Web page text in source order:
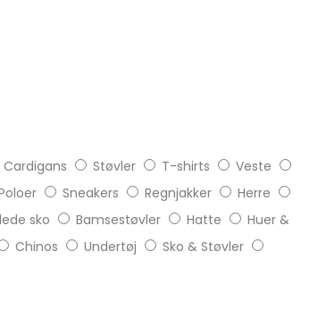
Cardigans Støvler T-shirts
Veste
Sneakers Regnjakker
Herre
sko Bamsestøvler Hatte
Huer &
Chinos Undertøj
Sko & Støvler